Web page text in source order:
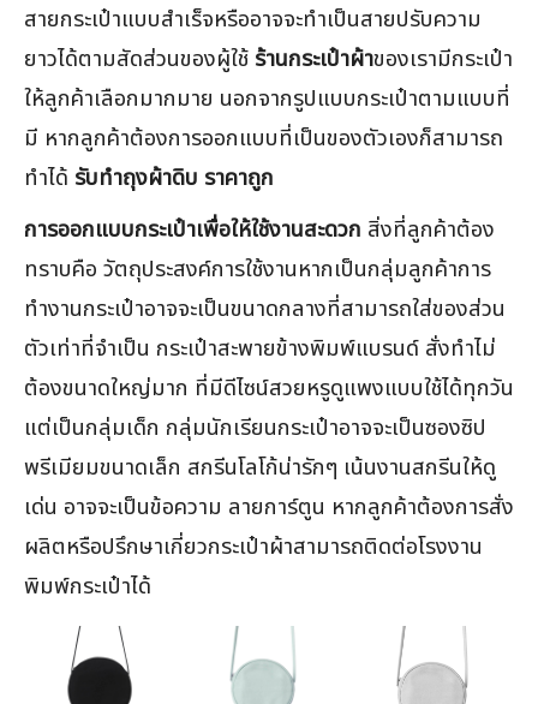
สายกระเป๋าแบบสำเร็จหรืออาจจะทำเป็นสายปรับความ
ยาวได้ตามสัดส่วนของผู้ใช้ ร้านกระเป๋าผ้าของเรามีกระเป๋า
ให้ลูกค้าเลือกมากมาย นอกจากรูปแบบกระเป๋าตามแบบที่
มี หากลูกค้าต้องการออกแบบที่เป็นของตัวเองก็สามารถ
ทำได้ รับทําถุงผ้าดิบ ราคาถูก
การออกแบบกระเป๋าเพื่อให้ใช้งานสะดวก สิ่งที่ลูกค้าต้อง
ทราบคือ วัตถุประสงค์การใช้งานหากเป็นกลุ่มลูกค้าการ
ทำงานกระเป๋าอาจจะเป็นขนาดกลางที่สามารถใส่ของส่วน
ตัวเท่าที่จำเป็น กระเป๋าสะพายข้างพิมพ์แบรนด์ สั่งทำไม่
ต้องขนาดใหญ่มาก ที่มีดีไซน์สวยหรูดูแพงแบบใช้ได้ทุกวัน
แต่เป็นกลุ่มเด็ก กลุ่มนักเรียนกระเป๋าอาจจะเป็นซองซิป
พรีเมียมขนาดเล็ก สกรีนโลโก้น่ารักๆ เน้นงานสกรีนให้ดู
เด่น อาจจะเป็นข้อความ ลายการ์ตูน หากลูกค้าต้องการสั่ง
ผลิตหรือปรึกษาเกี่ยวกระเป๋าผ้าสามารถติดต่อโรงงาน
พิมพ์กระเป๋าได้